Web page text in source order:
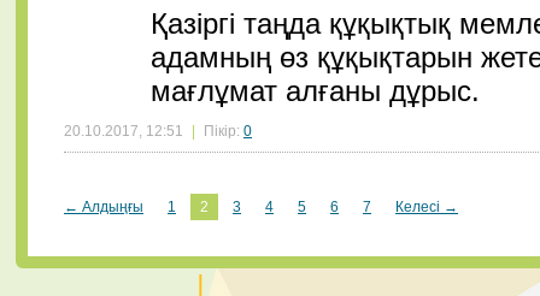
Қазіргі таңда құқықтық
адамның өз құқықтарын
мағлұмат алғаны дұрыс.
20.10.2017, 12:51 Пікір: 0
← Алдыңғы 1 2 3 4 5 6 7 Келесі →